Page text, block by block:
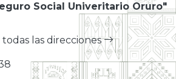
Social Univeritario Oruro"
todas las direcciones